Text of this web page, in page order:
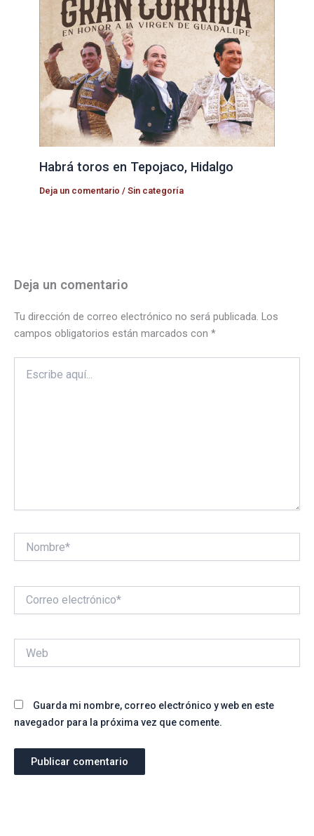
Habrá toros en Tepojaco, Hidalgo
Deja un comentario /Sin categoría
Deja un comentario
Tu dirección de correo electrónico no será publicada. Los
campos obligatorios están marcados con *
aquí...
electrónico*
Guarda mi nombre, correo electrónico y web en este
navegador para la próxima vez que comente.